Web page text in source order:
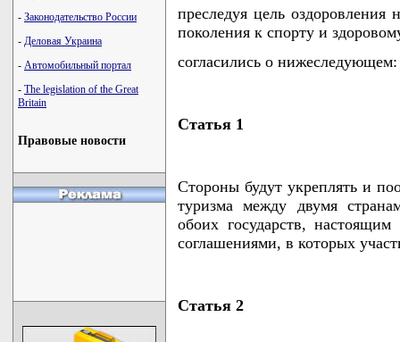
- Законодательство России
- Деловая Украина
- Автомобильный портал
- The legislation of the Great
Britain
Правовые новости
преследуя цель
поколения к спорту и
согласились о нижеследующем:
Статья 1
Стороны будут укреплять и
туризма между двумя
обоих государств,
соглашениями, в которых
Статья 2